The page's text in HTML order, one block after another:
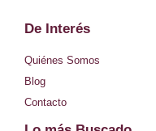
s
t
a
g
De Interés
Quiénes Somos
Blog
Contacto